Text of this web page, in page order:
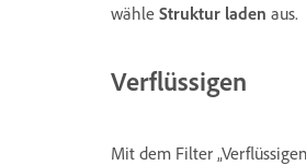
wähle Struktur laden aus.
Verflüssigen
Mit dem Filter